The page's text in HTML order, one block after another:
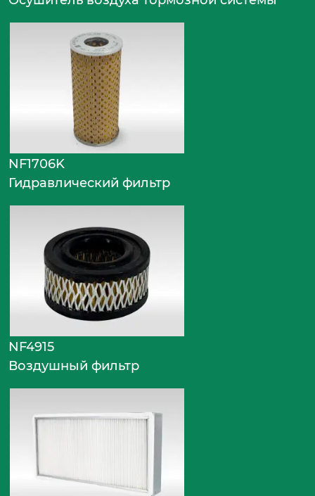
NF1706K
Гидравлический фильтр
NF4915
Воздушный фильтр